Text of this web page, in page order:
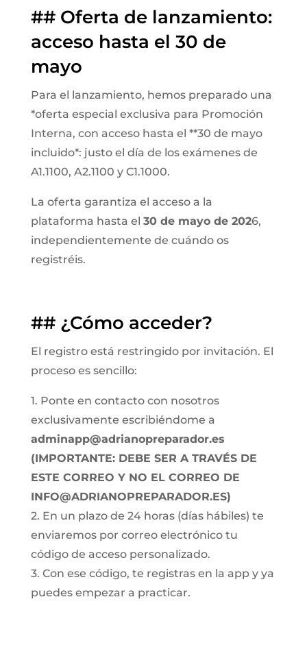
## Oferta de lanzamiento:
acceso hasta el 30 de
mayo
Para el lanzamiento, hemos preparado una
*oferta especial exclusiva para Promoción
Interna, con acceso hasta el **30 de mayo
incluido*: justo el día de los exámenes de
A1.1100, A2.1100 y C1.1000.
La oferta garantiza el acceso a la
plataforma hasta el 30 de mayo de 2026,
independientemente de cuándo os
registréis.
## ¿Cómo acceder?
El registro está restringido por invitación. El
proceso es sencillo:
1. Ponte en contacto con nosotros
exclusivamente escribiéndome a
adminapp@adrianopreparador.es
(IMPORTANTE: DEBE SER A TRAVÉS DE
ESTE CORREO Y NO EL CORREO DE
INFO@ADRIANOPREPARADOR.ES)
2. En un plazo de 24 horas (días hábiles) te
enviaremos por correo electrónico tu
código de acceso personalizado.
3. Con ese código, te registras en la app y ya
puedes empezar a practicar.